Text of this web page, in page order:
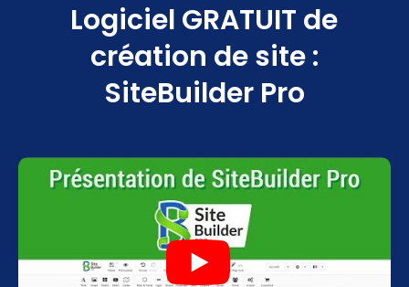
Logiciel GRATUIT de
création de site :
SiteBuilder Pro